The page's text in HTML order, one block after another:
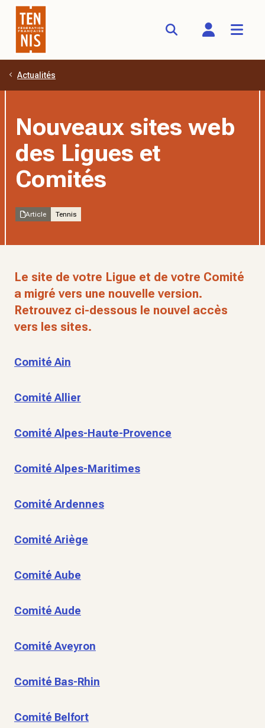
Aller au contenu principal
Actualités
Nouveaux sites web
des Ligues et
Comités
Article Tennis
Le site de votre Ligue et de votre Comité
a migré vers une nouvelle version.
Retrouvez ci-dessous le nouvel accès
vers les sites.
Comité Ain
Comité Allier
Comité Alpes-Haute-Provence
Comité Alpes-Maritimes
Comité Ardennes
Comité Ariège
Comité Aube
Comité Aude
Comité Aveyron
Comité Bas-Rhin
Comité Belfort